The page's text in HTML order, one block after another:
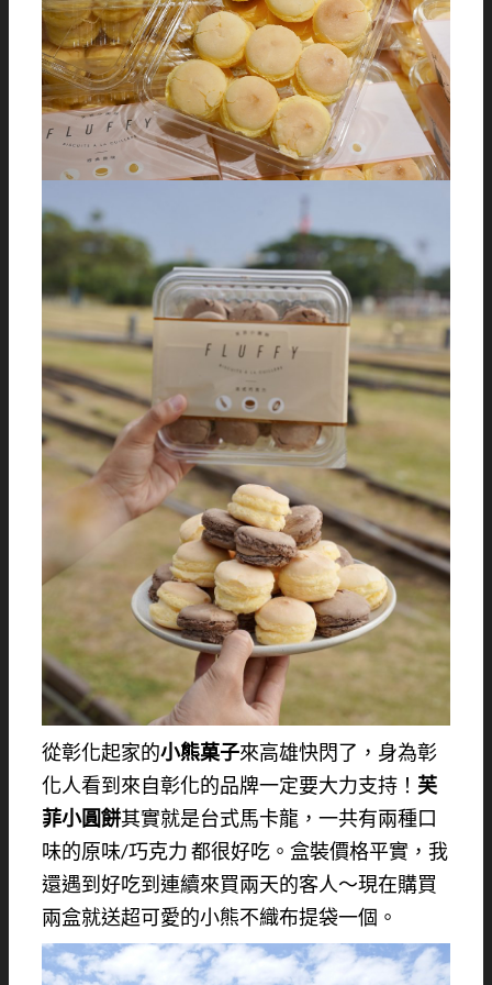
從彰化起家的小熊菓子來高雄快閃了，身為彰
化人看到來自彰化的品牌一定要大力支持！ 芙
菲小圓餅其實就是台式馬卡龍，一共有兩種口
味的原味/巧克力 都很好吃。盒裝價格平實，我
還遇到好吃到連續來買兩天的客人～現在購買
兩盒就送超可愛的小熊不織布提袋一個。